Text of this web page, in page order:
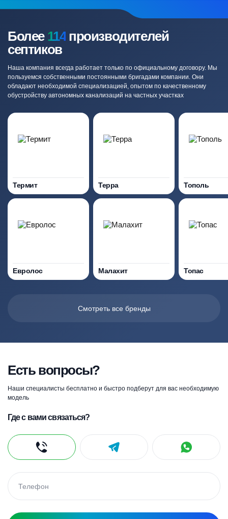
Более 114 производителей
септиков
Наша компания всегда работает только по официальному договору. Мы
пользуемся собственными постоянными бригадами компании. Они
обладают необходимой специализацией, опытом по качественному
обустройству автономных канализаций на частных участках
Термит Терра Тополь
Евролос Малахит Топас
Смотреть все бренды
Есть вопросы?
Наши специалисты бесплатно и быстро подберут для вас необходимую
модель
Где с вами связаться?